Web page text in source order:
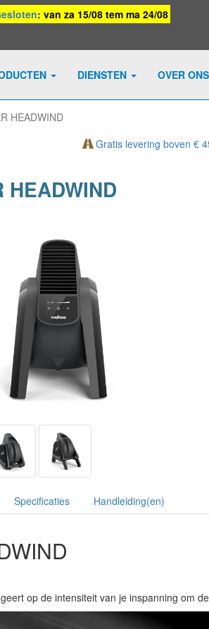
: van za 15/08 tem ma 24/08
DIENSTEN OVER ONS
HEADWIND
Gratis levering boven €
Specificaties Handleiding(en)
op de intensiteit van je inspanning om